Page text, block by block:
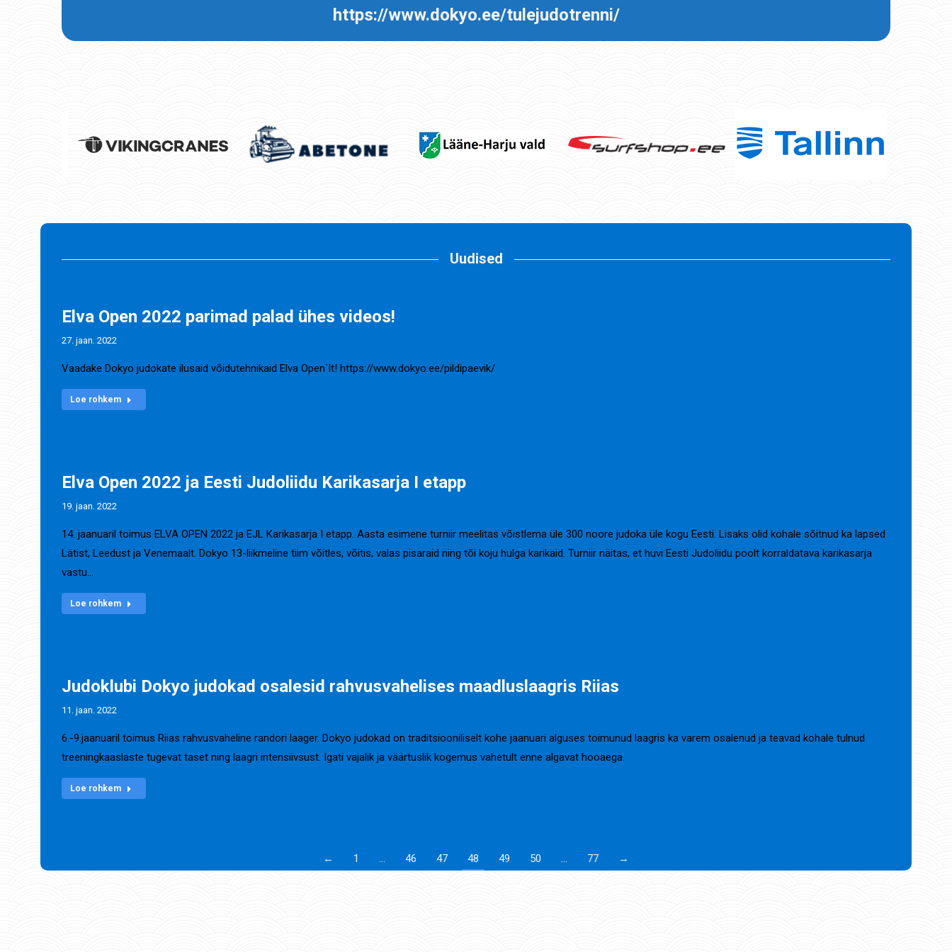
https://www.dokyo.ee/tulejudotrenni/
Uudised
Elva Open 2022 parimad palad ühes videos!
27. jaan. 2022
Vaadake Dokyo judokate ilusaid võidutehnikaid Elva Open`lt! https://www.dokyo.ee/pildipaevik/
Loe rohkem
Elva Open 2022 ja Eesti Judoliidu Karikasarja I etapp
19. jaan. 2022
14. jaanuaril toimus ELVA OPEN 2022 ja EJL Karikasarja I etapp. Aasta esimene turniir meelitas võistlema üle 300 noore judoka üle kogu Eesti. Lisaks olid kohale sõitnud ka lapsed
Lätist, Leedust ja Venemaalt. Dokyo 13-liikmeline tiim võitles, võitis, valas pisaraid ning tõi koju hulga karikaid. Turniir näitas, et huvi Eesti Judoliidu poolt korraldatava karikasarja
vastu…
Loe rohkem
Judoklubi Dokyo judokad osalesid rahvusvahelises maadluslaagris Riias
11. jaan. 2022
6.-9.jaanuaril toimus Riias rahvusvaheline randori laager. Dokyo judokad on traditsiooniliselt kohe jaanuari alguses toimunud laagris ka varem osalenud ja teavad kohale tulnud
treeningkaaslaste tugevat taset ning laagri intensiivsust. Igati vajalik ja väärtuslik kogemus vahetult enne algavat hooaega.
Loe rohkem
← 1 … 46 47 48 49 50 … 77 →